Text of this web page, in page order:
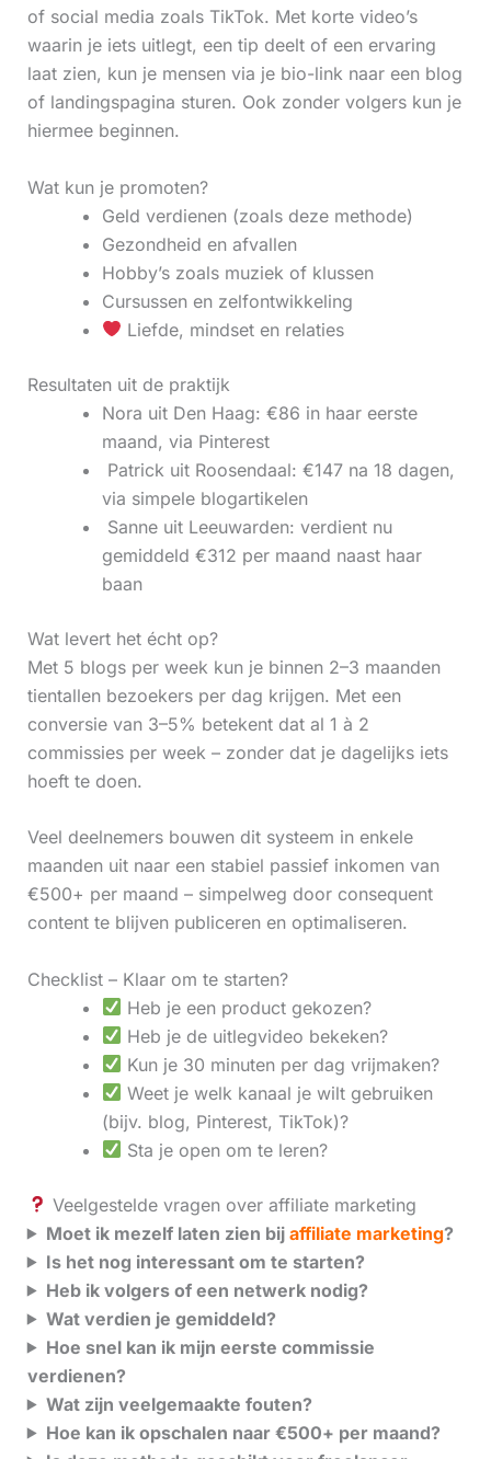
of social media zoals TikTok. Met korte video’s
waarin je iets uitlegt, een tip deelt of een ervaring
laat zien, kun je mensen via je bio-link naar een blog
of landingspagina sturen. Ook zonder volgers kun je
hiermee beginnen.
Wat kun je promoten?
Geld verdienen (zoals deze methode)
Gezondheid en afvallen
Hobby’s zoals muziek of klussen
Cursussen en zelfontwikkeling
Liefde, mindset en relaties
Resultaten uit de praktijk
Nora uit Den Haag: €86 in haar eerste
maand, via Pinterest
‍ Patrick uit Roosendaal: €147 na 18 dagen,
via simpele blogartikelen
‍ Sanne uit Leeuwarden: verdient nu
gemiddeld €312 per maand naast haar
baan
Wat levert het écht op?
Met 5 blogs per week kun je binnen 2–3 maanden
tientallen bezoekers per dag krijgen. Met een
conversie van 3–5% betekent dat al 1 à 2
commissies per week – zonder dat je dagelijks iets
hoeft te doen.
Veel deelnemers bouwen dit systeem in enkele
maanden uit naar een stabiel passief inkomen van
€500+ per maand – simpelweg door consequent
content te blijven publiceren en optimaliseren.
Checklist – Klaar om te starten?
Heb je een product gekozen?
Heb je de uitlegvideo bekeken?
Kun je 30 minuten per dag vrijmaken?
Weet je welk kanaal je wilt gebruiken
(bijv. blog, Pinterest, TikTok)?
Sta je open om te leren?
Veelgestelde vragen over affiliate marketing
Moet ik mezelf laten zien bij affiliate marketing?
Is het nog interessant om te starten?
Heb ik volgers of een netwerk nodig?
Wat verdien je gemiddeld?
Hoe snel kan ik mijn eerste commissie
verdienen?
Wat zijn veelgemaakte fouten?
Hoe kan ik opschalen naar €500+ per maand?